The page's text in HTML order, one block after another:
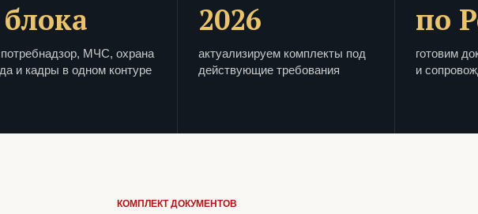
МЧС, охрана
и кадры в одном контуре
2026
актуализируем комплекты под
действующие требования
по
готовим
и
КОМПЛЕКТ ДОКУМЕНТОВ